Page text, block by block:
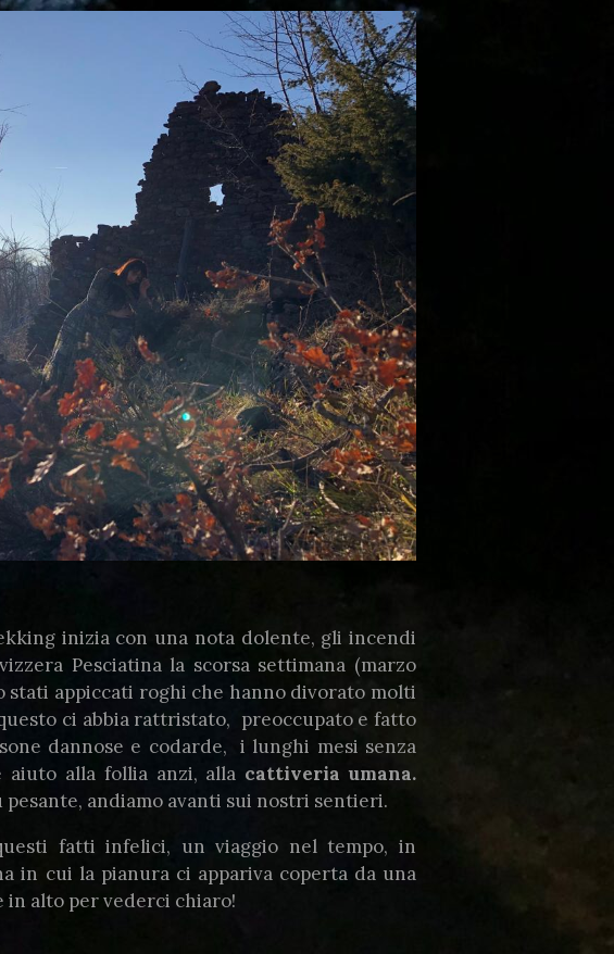
inizia con una nota dolente, gli incendi
Pesciatina la scorsa settimana (marzo
stati appiccati roghi che hanno divorato molti
ci abbia rattristato, preoccupato e fatto
dannose e codarde, i lunghi mesi senza
aiuto alla follia anzi, alla cattiveria umana.
pesante, andiamo avanti sui nostri sentieri.
fatti infelici, un viaggio nel tempo, in
in cui la pianura ci appariva coperta da una
in alto per vederci chiaro!